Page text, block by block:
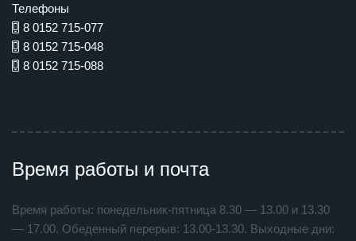
Телефоны
8 0152 715-077
8 0152 715-048
8 0152 715-088
Время работы и почта
Время работы: понедельник-пятница 8.30 — 13.00 и 13.30
— 17.00. Обеденный перерыв: 13.00-13.30. Выходные дни: